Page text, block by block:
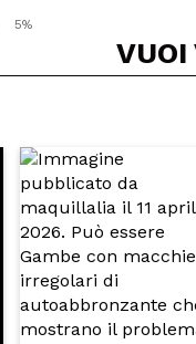
5%
Consiglieresti
VUOI